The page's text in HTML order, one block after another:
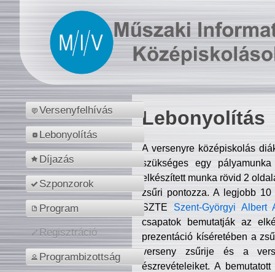
Versenyfelhívás
Lebonyolítás
Díjazás
Szponzorok
Program
Regisztráció
Programbizottság
Lebonyolítás
A versenyre középiskolás
szükséges egy
elkészített munka rövid 2
zsűri pontozza. A legjobb
SZTE Szent-Györgyi Albert
csapatok bemutatják az
prezentáció kíséretében a
verseny zsűrije és a
észrevételeiket. A